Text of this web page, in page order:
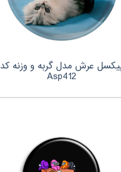
عرش مدل گربه و وزنه کد
Asp412